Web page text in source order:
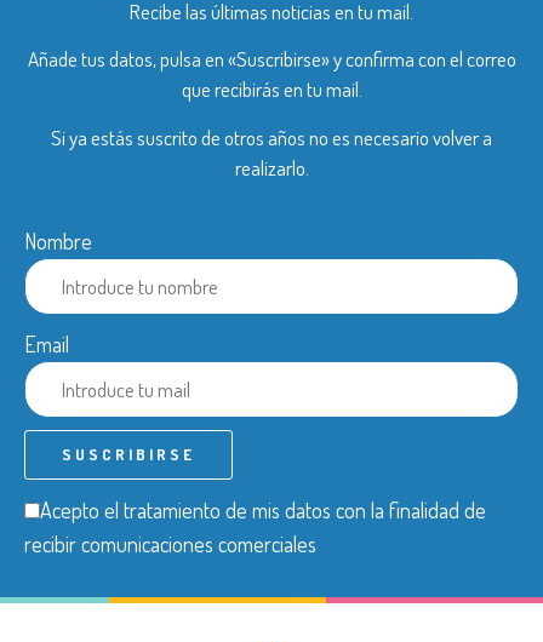
Recibe las últimas noticias en tu mail.
Añade tus datos, pulsa en «Suscribirse» y confirma con el correo
que recibirás en tu mail.
Si ya estás suscrito de otros años no es necesario volver a
realizarlo.
Nombre
Email
Acepto el tratamiento de mis datos con la finalidad de
recibir comunicaciones comerciales